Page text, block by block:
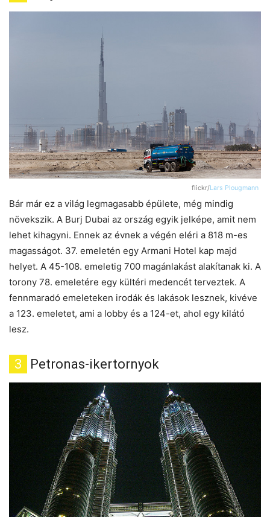
flickr/Lars Plougmann
Bár már ez a világ legmagasabb épülete, még mindig
növekszik. A Burj Dubai az ország egyik jelképe, amit nem
lehet kihagyni. Ennek az évnek a végén eléri a 818 m-es
magasságot. 37. emeletén egy Armani Hotel kap majd
helyet. A 45-108. emeletig 700 magánlakást alakítanak ki. A
torony 78. emeletére egy kültéri medencét terveztek. A
fennmaradó emeleteken irodák és lakások lesznek, kivéve
a 123. emeletet, ami a lobby és a 124-et, ahol egy kilátó
lesz.
3 Petronas-ikertornyok